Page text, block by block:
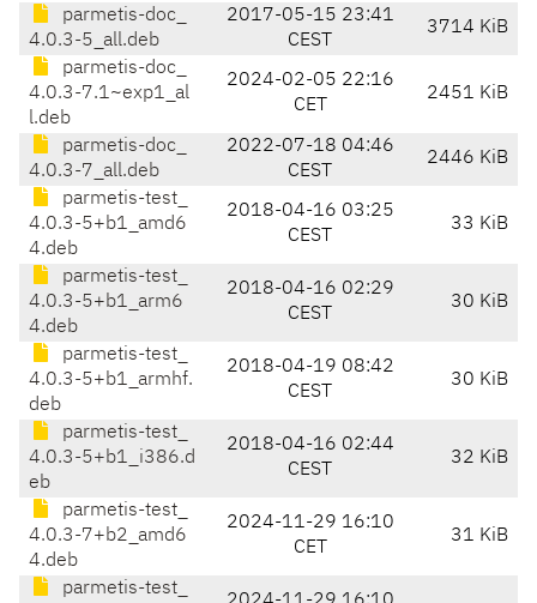
parmetis-doc_
4.0.3-5_all.deb
2017-05-15 23:41
CEST
3714 KiB
parmetis-doc_
4.0.3-7.1~exp1_al
l.deb
2024-02-05 22:16
CET
2451 KiB
parmetis-doc_
4.0.3-7_all.deb
2022-07-18 04:46
CEST
2446 KiB
parmetis-test_
4.0.3-5+b1_amd6
4.deb
2018-04-16 03:25
CEST
33 KiB
parmetis-test_
4.0.3-5+b1_arm6
4.deb
2018-04-16 02:29
CEST
30 KiB
parmetis-test_
4.0.3-5+b1_armhf.
deb
2018-04-19 08:42
CEST
30 KiB
parmetis-test_
4.0.3-5+b1_i386.d
eb
2018-04-16 02:44
CEST
32 KiB
parmetis-test_
4.0.3-7+b2_amd6
4.deb
2024-11-29 16:10
CET
31 KiB
parmetis-test_